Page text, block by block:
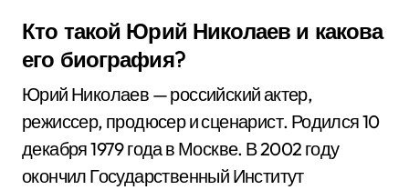
Кто такой Юрий Николаев и какова
его биография?
Юрий Николаев — российский актер,
режиссер, продюсер и сценарист. Родился 10
декабря 1979 года в Москве. В 2002 году
окончил Государственный Институт